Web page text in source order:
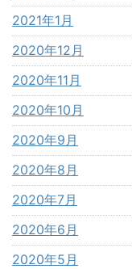
2021年1月
2020年12月
2020年11月
2020年10月
2020年9月
2020年8月
2020年7月
2020年6月
2020年5月